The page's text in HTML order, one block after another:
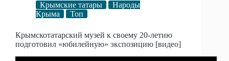
Крымские татары
Народы
Крыма
Топ
Крымскотатарский музей к своему 20-летию
подготовил «юбилейную» экспозицию [видео]